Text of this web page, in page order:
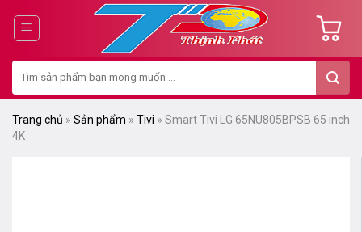
dung
kiếm:
Trang chủ » Sản phẩm » Tivi » Smart Tivi LG 65NU805BPSB 65 inch
4K